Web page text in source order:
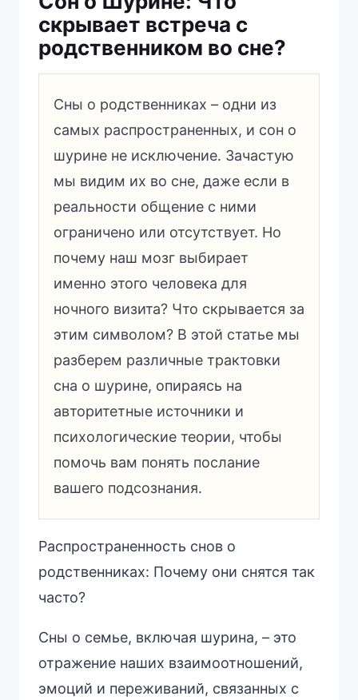
скрывает встреча с
родственником во сне?
Сны о родственниках – одни из
самых распространенных, и сон о
шурине не исключение. Зачастую
мы видим их во сне, даже если в
реальности общение с ними
ограничено или отсутствует. Но
почему наш мозг выбирает
именно этого человека для
ночного визита? Что скрывается за
этим символом? В этой статье мы
разберем различные трактовки
сна о шурине, опираясь на
авторитетные источники и
психологические теории, чтобы
помочь вам понять послание
вашего подсознания.
Распространенность снов о
родственниках: Почему они снятся так
часто?
Сны о семье, включая шурина, – это
отражение наших взаимоотношений,
эмоций и переживаний, связанных с